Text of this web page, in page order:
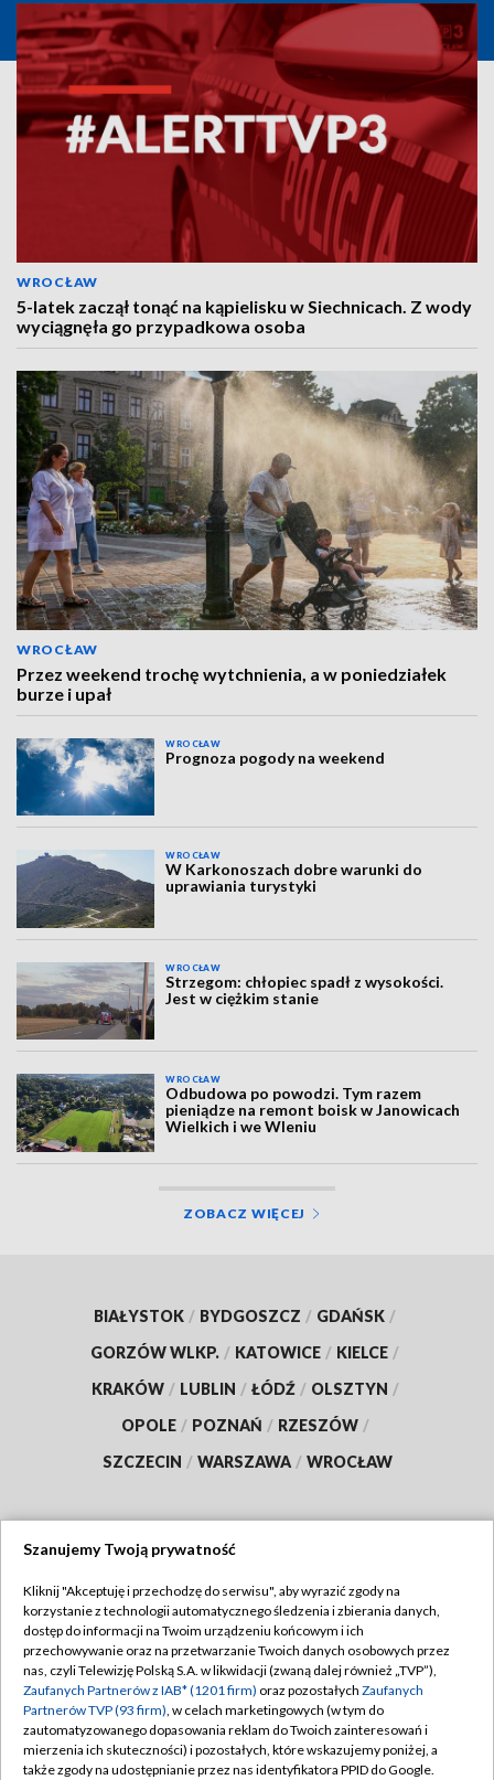
WROCŁAW
5-latek zaczął tonąć na kąpielisku w Siechnicach. Z wody
wyciągnęła go przypadkowa osoba
WROCŁAW
Przez weekend trochę wytchnienia, a w poniedziałek
burze i upał
WROCŁAW
Prognoza pogody na weekend
WROCŁAW
W Karkonoszach dobre warunki do
uprawiania turystyki
WROCŁAW
Strzegom: chłopiec spadł z wysokości.
Jest w ciężkim stanie
WROCŁAW
Odbudowa po powodzi. Tym razem
pieniądze na remont boisk w Janowicach
Wielkich i we Wleniu
ZOBACZ WIĘCEJ
BIAŁYSTOK / BYDGOSZCZ / GDAŃSK /
GORZÓW WLKP. / KATOWICE / KIELCE /
KRAKÓW / LUBLIN / ŁÓDŹ / OLSZTYN /
OPOLE / POZNAŃ / RZESZÓW /
SZCZECIN / WARSZAWA / WROCŁAW
TVP
Abonament TVP
Emisja w TVP
Centrum informacji TVP
Naziemna Telewizja Cyfrowa
Regulamin TVP
Polityka prywatności
Moje zgody
Pomoc
Szanujemy Twoją prywatność
Kliknij "Akceptuję i przechodzę do serwisu", aby wyrazić zgody na
korzystanie z technologii automatycznego śledzenia i zbierania danych,
dostęp do informacji na Twoim urządzeniu końcowym i ich
przechowywanie oraz na przetwarzanie Twoich danych osobowych przez
nas, czyli Telewizję Polską S.A. w likwidacji (zwaną dalej również „TVP”),
Zaufanych Partnerów z IAB* (1201 firm) oraz pozostałych Zaufanych
Partnerów TVP (93 firm), w celach marketingowych (w tym do
zautomatyzowanego dopasowania reklam do Twoich zainteresowań i
mierzenia ich skuteczności) i pozostałych, które wskazujemy poniżej, a
także zgody na udostępnianie przez nas identyfikatora PPID do Google.